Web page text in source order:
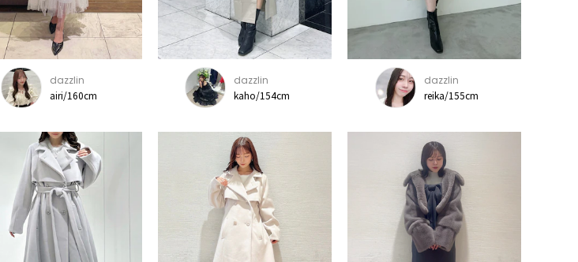
dazzlin
airi/160cm
dazzlin
kaho/154cm
dazzlin
reika/155cm